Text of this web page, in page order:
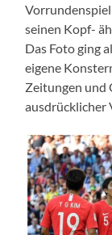
Vorrundenspiel
seinen Kopf-
Das Foto ging
eigene
Zeitungen und
ausdrücklicher